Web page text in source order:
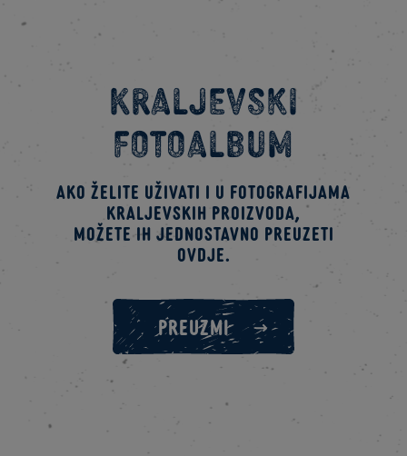
Kraljevski
fotoalbum
Ako želite uživati i u fotografijama
kraljevskih proizvoda,
možete ih jednostavno preuzeti
ovdje.
PREUZMI